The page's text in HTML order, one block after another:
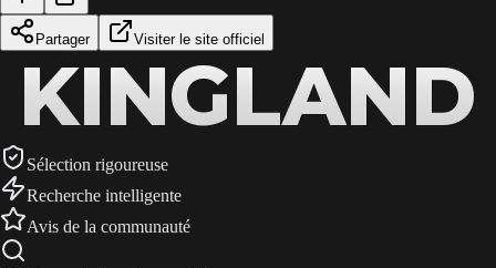
Partager Visiter le site officiel
KINGLAND
KINGLAND
KINGLAND
Sélection rigoureuse
Recherche intelligente
Avis de la communauté